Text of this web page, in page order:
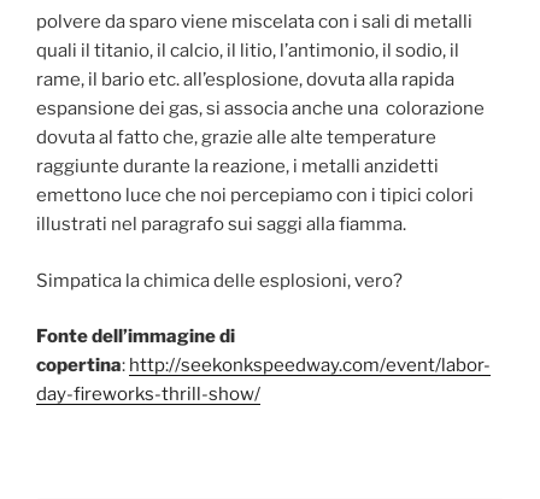
polvere da sparo viene miscelata con i sali di metalli
quali il titanio, il calcio, il litio, l’antimonio, il sodio, il
rame, il bario etc. all’esplosione, dovuta alla rapida
espansione dei gas, si associa anche una colorazione
dovuta al fatto che, grazie alle alte temperature
raggiunte durante la reazione, i metalli anzidetti
emettono luce che noi percepiamo con i tipici colori
illustrati nel paragrafo sui saggi alla fiamma.
Simpatica la chimica delle esplosioni, vero?
Fonte dell’immagine di
copertina: http://seekonkspeedway.com/event/labor-
day-fireworks-thrill-show/